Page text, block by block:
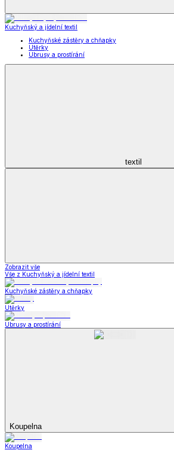
Kuchyňský a jídelní textil
Kuchyňské zástěry a chňapky
Utěrky
Ubrusy a prostírání
textil
Zobrazit vše
Vše z Kuchyňský a jídelní textil
Kuchyňské zástěry a chňapky
Utěrky
Ubrusy a prostírání
Koupelna
Koupelna